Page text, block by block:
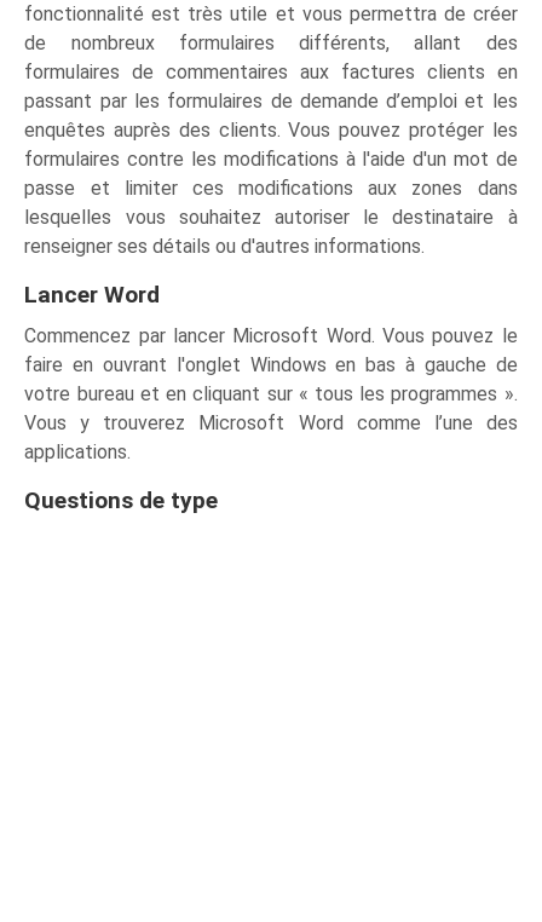
fonctionnalité est très utile et vous permettra de créer
de nombreux formulaires différents, allant des
formulaires de commentaires aux factures clients en
passant par les formulaires de demande d’emploi et les
enquêtes auprès des clients. Vous pouvez protéger les
formulaires contre les modifications à l'aide d'un mot de
passe et limiter ces modifications aux zones dans
lesquelles vous souhaitez autoriser le destinataire à
renseigner ses détails ou d'autres informations.
Lancer Word
Commencez par lancer Microsoft Word. Vous pouvez le
faire en ouvrant l'onglet Windows en bas à gauche de
votre bureau et en cliquant sur « tous les programmes ».
Vous y trouverez Microsoft Word comme l’une des
applications.
Questions de type